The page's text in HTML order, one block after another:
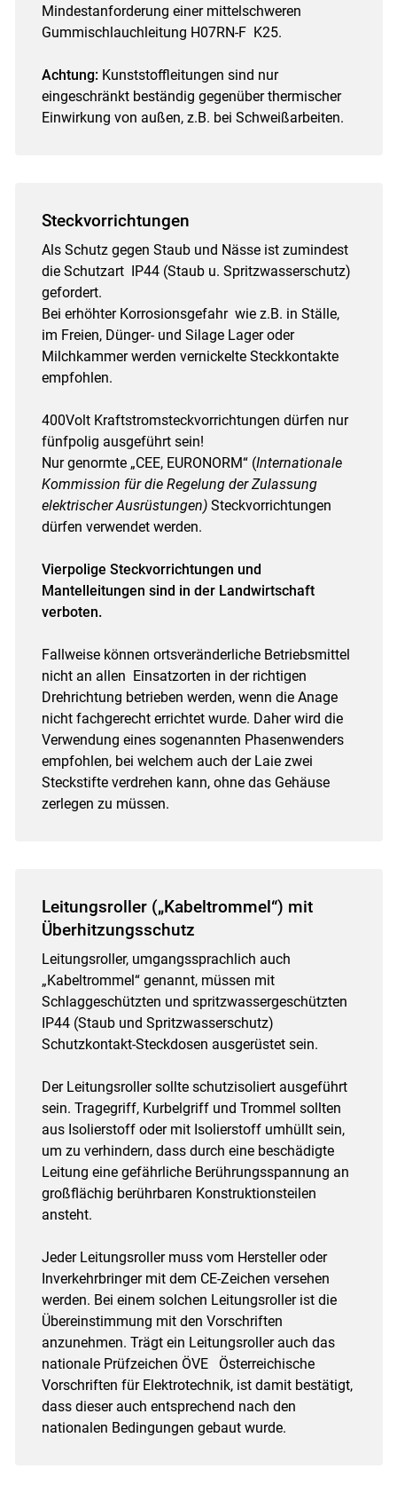
Mindestanforderung einer mittelschweren
Gummischlauchleitung H07RN-F K25.
Achtung: Kunststoffleitungen sind nur
eingeschränkt beständig gegenüber thermischer
Einwirkung von außen, z.B. bei Schweißarbeiten.
Steckvorrichtungen
Als Schutz gegen Staub und Nässe ist zumindest
die Schutzart IP44 (Staub u. Spritzwasserschutz)
gefordert.
Bei erhöhter Korrosionsgefahr wie z.B. in Ställe,
im Freien, Dünger- und Silage Lager oder
Milchkammer werden vernickelte Steckkontakte
empfohlen.
400Volt Kraftstromsteckvorrichtungen dürfen nur
fünfpolig ausgeführt sein!
Nur genormte „CEE, EURONORM“ (Internationale
Kommission für die Regelung der Zulassung
elektrischer Ausrüstungen) Steckvorrichtungen
dürfen verwendet werden.
Vierpolige Steckvorrichtungen und
Mantelleitungen sind in der Landwirtschaft
verboten.
Fallweise können ortsveränderliche Betriebsmittel
nicht an allen Einsatzorten in der richtigen
Drehrichtung betrieben werden, wenn die Anage
nicht fachgerecht errichtet wurde. Daher wird die
Verwendung eines sogenannten Phasenwenders
empfohlen, bei welchem auch der Laie zwei
Steckstifte verdrehen kann, ohne das Gehäuse
zerlegen zu müssen.
Leitungsroller („Kabeltrommel“) mit
Überhitzungsschutz
Leitungsroller, umgangssprachlich auch
„Kabeltrommel“ genannt, müssen mit
Schlaggeschützten und spritzwassergeschützten
IP44 (Staub und Spritzwasserschutz)
Schutzkontakt-Steckdosen ausgerüstet sein.
Der Leitungsroller sollte schutzisoliert ausgeführt
sein. Tragegriff, Kurbelgriff und Trommel sollten
aus Isolierstoff oder mit Isolierstoff umhüllt sein,
um zu verhindern, dass durch eine beschädigte
Leitung eine gefährliche Berührungsspannung an
großflächig berührbaren Konstruktionsteilen
ansteht.
Jeder Leitungsroller muss vom Hersteller oder
Inverkehrbringer mit dem CE-Zeichen versehen
werden. Bei einem solchen Leitungsroller ist die
Übereinstimmung mit den Vorschriften
anzunehmen. Trägt ein Leitungsroller auch das
nationale Prüfzeichen ÖVE Österreichische
Vorschriften für Elektrotechnik, ist damit bestätigt,
dass dieser auch entsprechend nach den
nationalen Bedingungen gebaut wurde.